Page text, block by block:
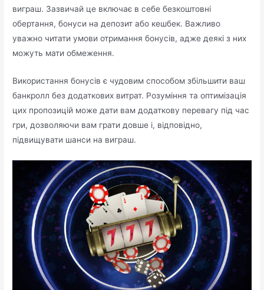
виграш. Зазвичай це включає в себе безкоштовні
обертання, бонуси на депозит або кешбек. Важливо
уважно читати умови отримання бонусів, адже деякі з них
можуть мати обмеження.
Використання бонусів є чудовим способом збільшити ваш
банкролл без додаткових витрат. Розуміння та оптимізація
цих пропозицій може дати вам додаткову перевагу під час
гри, дозволяючи вам грати довше і, відповідно,
підвищувати шанси на виграш.